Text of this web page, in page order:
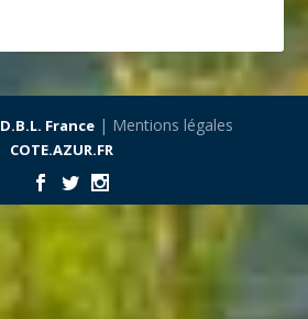
D.B.L. France| Mentions légales
COTE.AZUR.FR